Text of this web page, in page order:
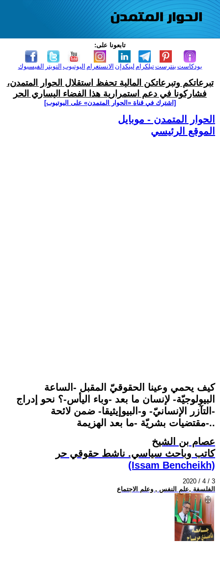
تابعونا على:
الفيسبوك التويتر اليوتيوب الانستغرام لينكدإن تيلكرامبنترست بودكاست
تبرعاتكم وتبرعاتكن المالية تحفظ استقلال الحوار المتمدن،
فشاركونا في دعم استمرارية هذا الفضاء اليساري الحر
[اشترك في قناة ‫«الحوار المتمدن» على اليوتيوب]
الحوار المتمدن - موبايل
الموقع الرئيسي
كيف يحمي وعينا الحقوقيّ المقبل -الساعة
البيولوجيّة- لإنسان ما بعد -وباء اليأس-؟ نحو إدراج
-التآزر الإنسانيّ- و-البيوإيثيقا- ضمن لائحة
مقتضيات بشريّة -ما بعد الهزيمة-..
عصام بن الشيخ
كاتب وباحث سياسي. ناشط حقوقي حر
(Issam Bencheikh)
2020 / 4 / 3
الفلسفة ,علم النفس , وعلم الاجتماع